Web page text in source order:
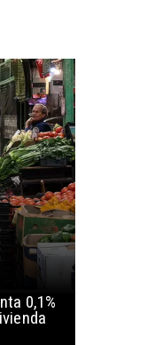
0,1%